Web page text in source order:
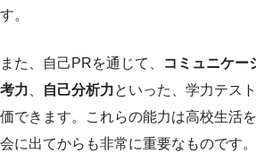
す。
また、自己PRを通じて、 コミュニケー
考力
自己分析力といった、学力テス
価できます。これらの能力は高校生活
会に出てからも非常に重要なものです。